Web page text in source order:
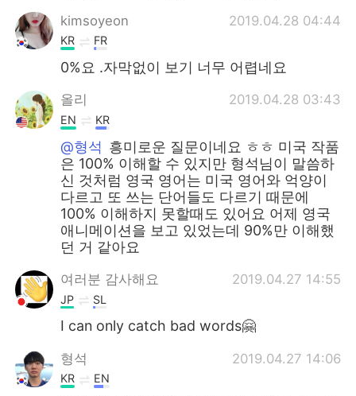
Türkçe
Português
kimsoyeon 2019.04.28 04:44
KR FR
0%요 .자막없이 보기 너무 어렵네요
올리 2019.04.28 03:43
EN KR
@형석 흥미로운 질문이네요 ㅎㅎ 미국 작품
은 100% 이해할 수 있지만 형석님이 말씀하
신 것처럼 영국 영어는 미국 영어와 억양이
다르고 또 쓰는 단어들도 다르기 때문에
100% 이해하지 못할때도 있어요 어제 영국
애니메이션을 보고 있었는데 90%만 이해했
던 거 같아요
여러분 감사해요 2019.04.27 14:55
JP SL
I can only catch bad words🤗
형석 2019.04.27 14:06
KR EN